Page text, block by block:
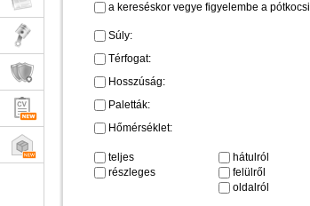
a kereséskor vegye figyelembe a
Súly:
Térfogat:
Hosszúság:
Paletták:
Hőmérséklet:
teljes
részleges
hátulról
felülről
oldalról